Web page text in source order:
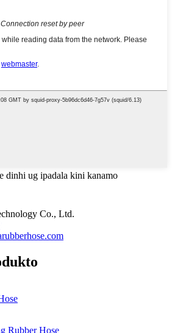
dinhi ug ipadala kini kanamo
Co., Ltd.